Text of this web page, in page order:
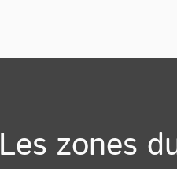
Les zones